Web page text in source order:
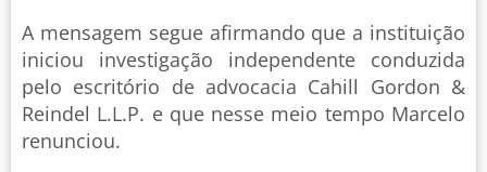
A mensagem segue afirmando que a instituição
iniciou investigação independente conduzida
pelo escritório de advocacia Cahill Gordon &
Reindel L.L.P. e que nesse meio tempo Marcelo
renunciou.